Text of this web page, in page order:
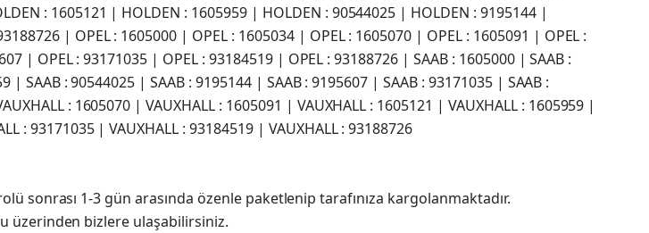
: 1605121 | HOLDEN : 1605959 | HOLDEN : 90544025 | HOLDEN : 9195144 |
| OPEL : 1605000 | OPEL : 1605034 | OPEL : 1605070 | OPEL : 1605091 | OPEL :
| OPEL : 93171035 | OPEL : 93184519 | OPEL : 93188726 | SAAB : 1605000 | SAAB :
SAAB : 90544025 | SAAB : 9195144 | SAAB : 9195607 | SAAB : 93171035 | SAAB :
: 1605070 | VAUXHALL : 1605091 | VAUXHALL : 1605121 | VAUXHALL : 1605959 |
: 93171035 | VAUXHALL : 93184519 | VAUXHALL : 93188726
sonrası 1-3 gün arasında özenle paketlenip tarafınıza kargolanmaktadır.
üzerinden bizlere ulaşabilirsiniz.